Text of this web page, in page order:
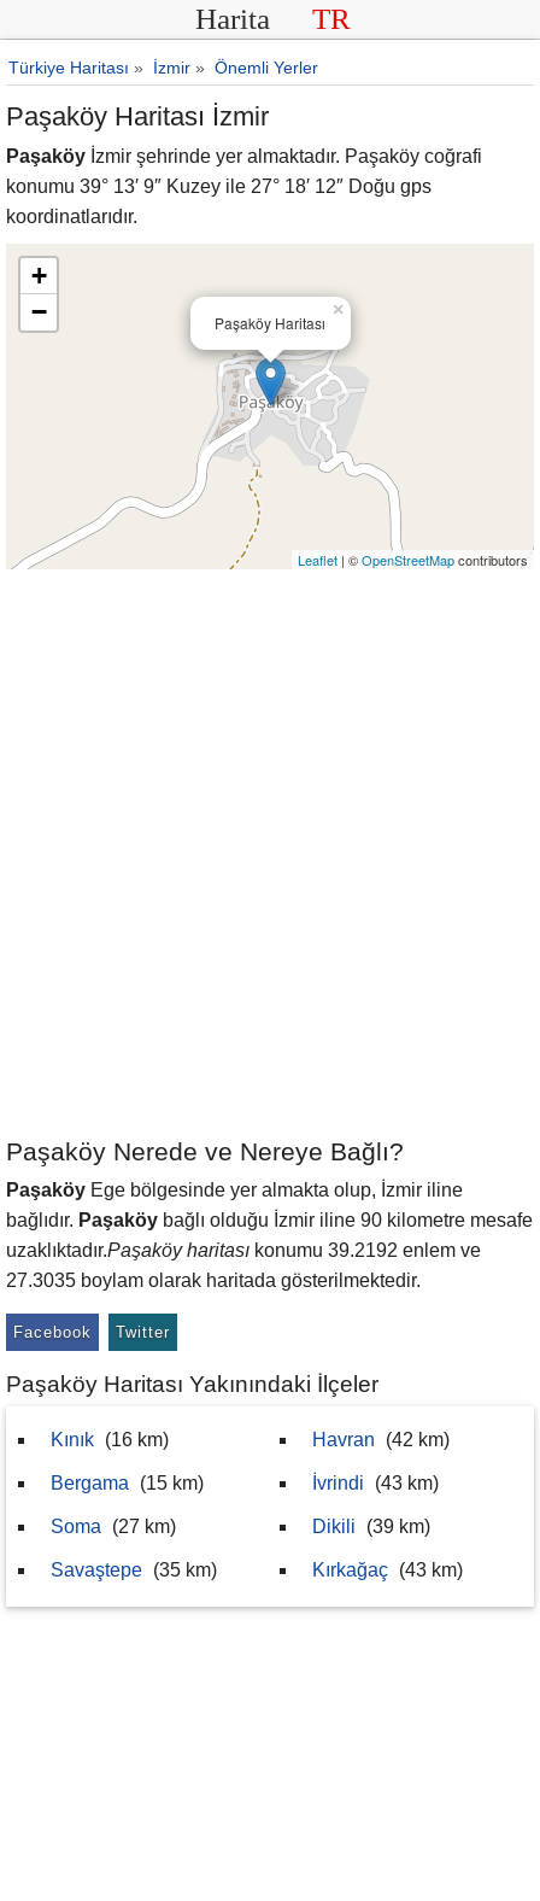
Harita TR
Türkiye Haritası » İzmir » Önemli Yerler
Paşaköy Haritası İzmir
Paşaköy İzmir şehrinde yer almaktadır. Paşaköy coğrafi
konumu 39° 13′ 9″ Kuzey ile 27° 18′ 12″ Doğu gps
koordinatlarıdır.
Paşaköy Haritası
×
+
−
Leaflet | ©OpenStreetMapcontributors
Paşaköy Nerede ve Nereye Bağlı?
Paşaköy Ege bölgesinde yer almakta olup, İzmir iline
bağlıdır. Paşaköy bağlı olduğu İzmir iline 90 kilometre mesafe
uzaklıktadır.Paşaköy haritası konumu 39.2192 enlem ve
27.3035 boylam olarak haritada gösterilmektedir.
Facebook Twitter
Paşaköy Haritası Yakınındaki İlçeler
Kınık (16 km)
Bergama (15 km)
Soma (27 km)
Savaştepe (35 km)
Havran (42 km)
İvrindi (43 km)
Dikili (39 km)
Kırkağaç (43 km)